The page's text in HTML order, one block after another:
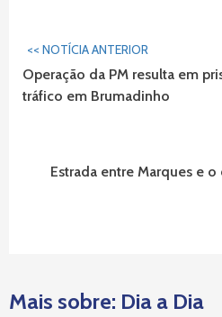
Continuar
Lendo...
<< NOTÍCIA ANTERIOR
Operação da PM resulta em
tráfico em Brumadinho
Estrada entre Marques e
Mais sobre: Dia a Dia